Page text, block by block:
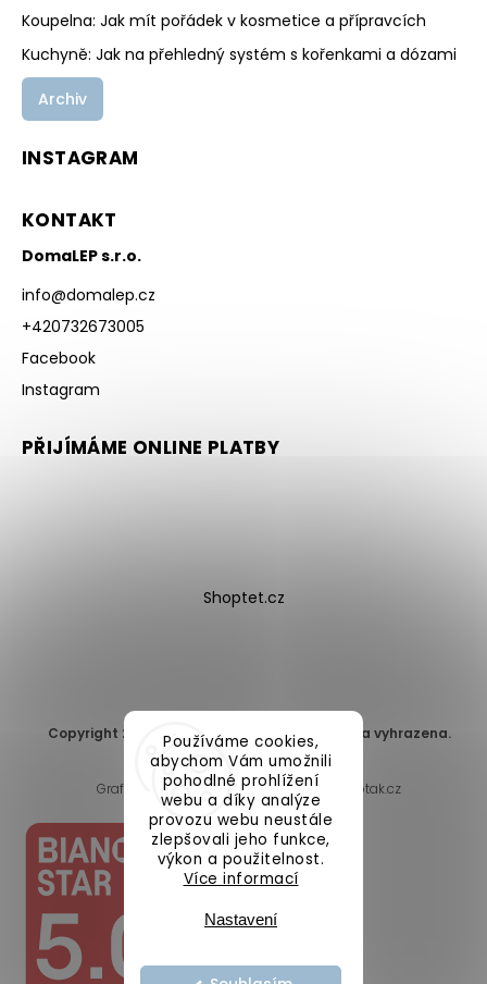
Používáme cookies,
abychom Vám umožnili
pohodlné prohlížení
webu a díky analýze
provozu webu neustále
zlepšovali jeho funkce,
výkon a použitelnost.
Více informací
Nastavení
Koupelna: Jak mít pořádek v kosmetice a přípravcích
Kuchyně: Jak na přehledný systém s kořenkami a dózami
Archiv
INSTAGRAM
KONTAKT
DomaLEP s.r.o.
info@domalep.cz
+420732673005
Facebook
Instagram
PŘIJÍMÁME ONLINE PLATBY
Shoptet.cz
Copyright 2026 DomaLEP s.r.o.
. Všechna práva vyhrazena.
Upravit nastavení cookies
Grafický návrh vytvořil a nakódoval
Shoptak.cz